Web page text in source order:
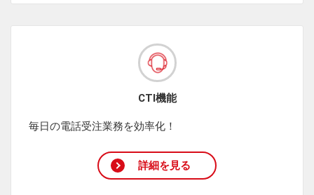
CTI機能
毎日の電話受注業務を効率化！
詳細を見る